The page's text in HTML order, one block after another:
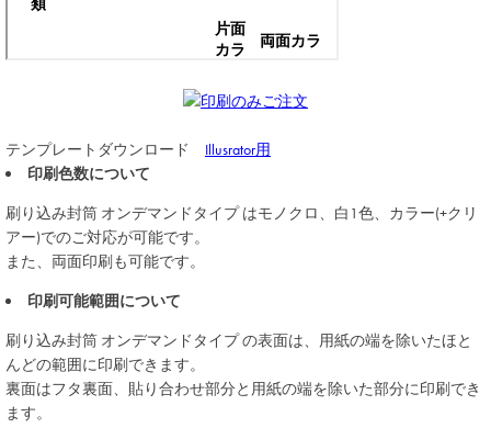
テンプレートダウンロード Illusrator用
印刷色数について
刷り込み封筒 オンデマンドタイプはモノクロ、白1色、カラー(+クリ
アー)でのご対応が可能です。
また、両面印刷も可能です。
印刷可能範囲について
刷り込み封筒 オンデマンドタイプの表面は、用紙の端を除いたほと
んどの範囲に印刷できます。
裏面はフタ裏面、貼り合わせ部分と用紙の端を除いた部分に印刷でき
ます。